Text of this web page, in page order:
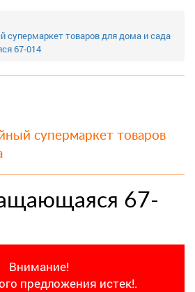
супермаркет товаров для дома и сада
67-014
супермаркет товаров
67-
Внимание!
предложения истек!.